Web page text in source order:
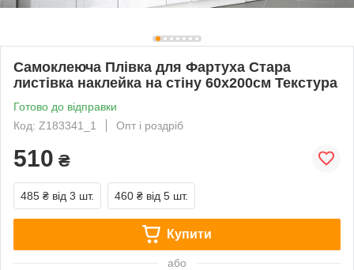
Самоклеюча Плівка для Фартуха Стара
листівка наклейка на стіну 60х200см Текстура
Готово до відправки
Код: Z183341_1
Опт і роздріб
510 ₴
485 ₴ від 3 шт. 460 ₴ від 5 шт.
Купити
або